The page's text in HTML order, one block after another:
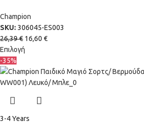
Champion
SKU: 306045-ES003
26,39€ 16,60 €
Επιλογή
-35%
3-4 Years